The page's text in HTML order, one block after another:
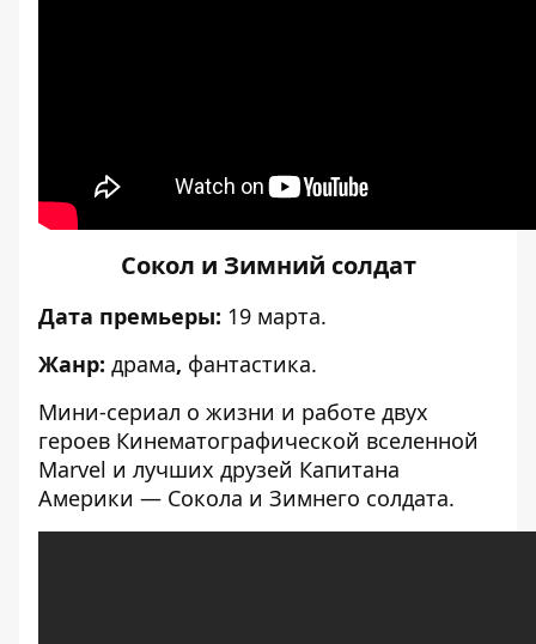
Сокол и Зимний солдат
Дата премьеры: 19 марта.
Жанр: драма, фантастика.
Мини-сериал о жизни и работе двух
героев Кинематографической вселенной
Marvel и лучших друзей Капитана
Америки — Сокола и Зимнего солдата.